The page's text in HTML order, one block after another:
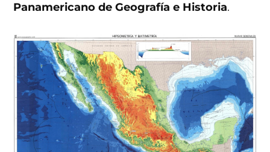
Panamericano de Geografía e Historia.